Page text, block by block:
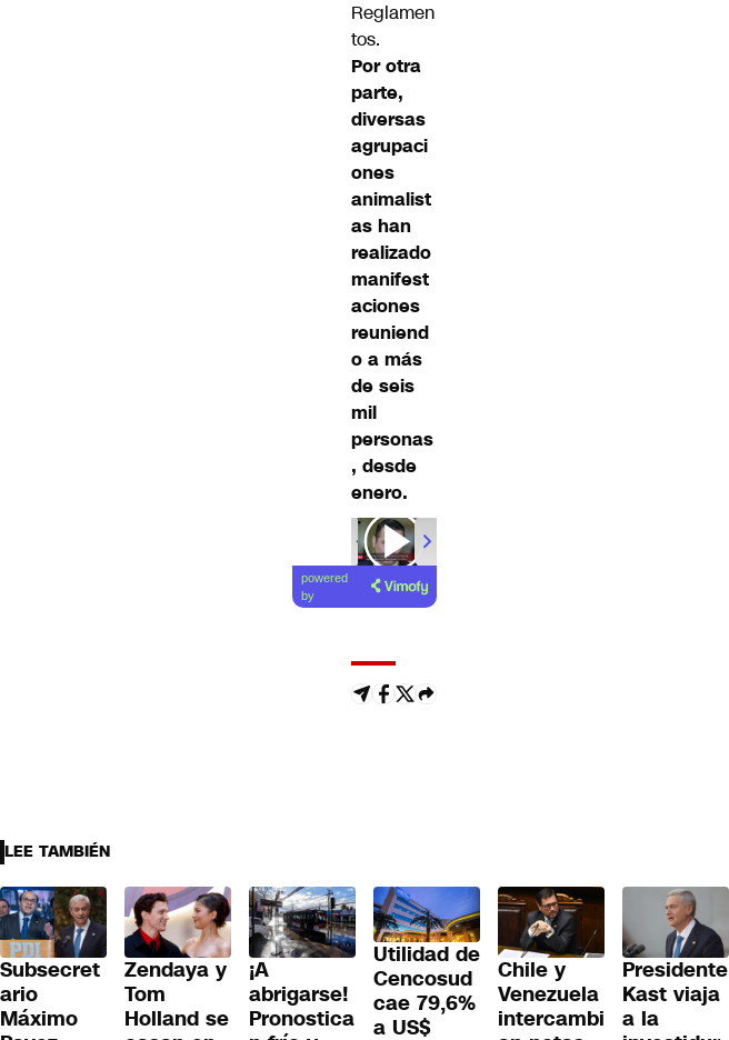
Reglamen
tos.
Por otra
parte,
diversas
agrupaci
ones
animalist
as han
realizado
manifest
aciones
reuniend
o a más
de seis
mil
personas
, desde
enero.
powered
by
LEE TAMBIÉN
Subsecret
ario
Máximo
Zendaya y
Tom
Holland se
¡A
abrigarse!
Pronostica
Utilidad de
Cencosud
cae 79,6%
a US$
Chile y
Venezuela
intercambi
Presidente
Kast viaja
a la